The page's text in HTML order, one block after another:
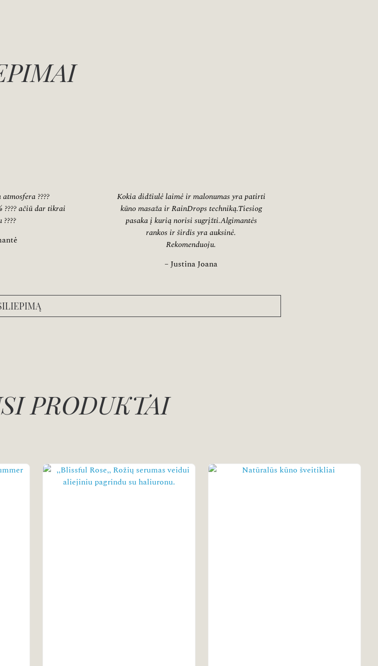
????
???? ačiū dar tikrai
Kokia didžiulė laimė ir malonumas yra patirti
kūno masaža ir RainDrops techniką.Tiesiog
pasaka į kurią norisi sugrįžti.Algimantės
rankos ir širdis yra auksinė.
Rekomenduoju.
– Justina Joana
PRODUKTAI